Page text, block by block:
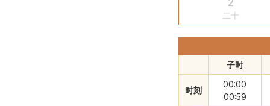
二十
子时
时刻
00:00
00:59